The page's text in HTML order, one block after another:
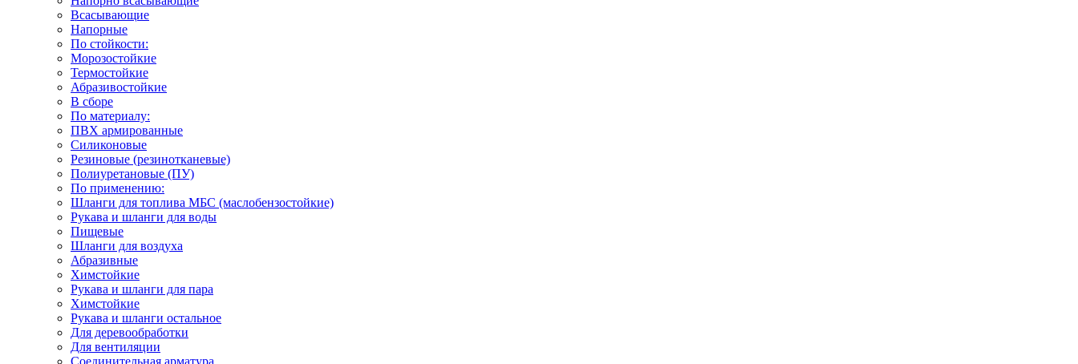
Всасывающие
Напорные
По стойкости:
Морозостойкие
Термостойкие
Абразивостойкие
В сборе
По материалу:
ПВХ армированные
Силиконовые
Резиновые (резинотканевые)
Полиуретановые (ПУ)
По применению:
Шланги для топлива МБС (маслобензостойкие)
Рукава и шланги для воды
Пищевые
Шланги для воздуха
Абразивные
Химстойкие
Рукава и шланги для пара
Химстойкие
Рукава и шланги остальное
Для деревообработки
Для вентиляции
Соединительная арматура